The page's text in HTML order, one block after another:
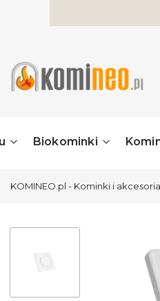
Biokominki
KOMINEO.pl - Kominki i akcesoria